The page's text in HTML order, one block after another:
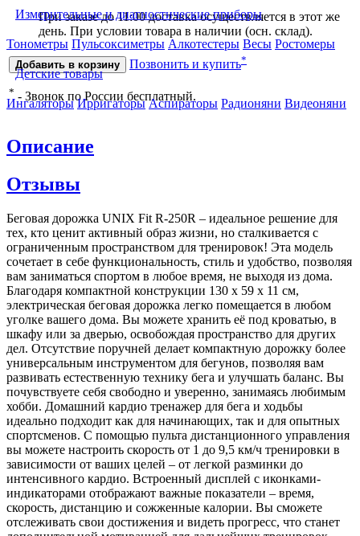
Измерительные и диагностические приборы
Тонометры Пульсоксиметры Алкотестеры Весы Ростомеры
Детские товары
Ингаляторы Ирригаторы Аспираторы Радионяни Видеоняни
При заказе до 11:00 доставка осуществляется в этот же
день. При условии товара в наличии (осн. склад).
Добавить в корзину Позвонить и купить*
*- Звонок по России бесплатный.
Описание
Отзывы
Беговая дорожка UNIX Fit R-250R – идеальное решение для
тех, кто ценит активный образ жизни, но сталкивается с
ограниченным пространством для тренировок! Эта модель
сочетает в себе функциональность, стиль и удобство, позволяя
вам заниматься спортом в любое время, не выходя из дома.
Благодаря компактной конструкции 130 х 59 х 11 см,
электрическая беговая дорожка легко помещается в любом
уголке вашего дома. Вы можете хранить её под кроватью, в
шкафу или за дверью, освобождая пространство для других
дел. Отсутствие поручней делает компактную дорожку более
универсальным инструментом для бегунов, позволяя вам
развивать естественную технику бега и улучшать баланс. Вы
почувствуете себя свободно и уверенно, занимаясь любимым
хобби. Домашний кардио тренажер для бега и ходьбы
идеально подходит как для начинающих, так и для опытных
спортсменов. С помощью пульта дистанционного управления
вы можете настроить скорость от 1 до 9,5 км/ч тренировки в
зависимости от ваших целей – от легкой разминки до
интенсивного кардио. Встроенный дисплей с иконками-
индикаторами отображают важные показатели – время,
скорость, дистанцию и сожженные калории. Вы сможете
отслеживать свои достижения и видеть прогресс, что станет